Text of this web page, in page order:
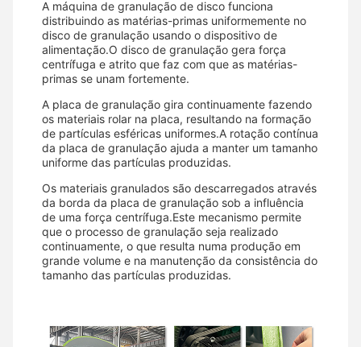
A máquina de granulação de disco funciona
distribuindo as matérias-primas uniformemente no
disco de granulação usando o dispositivo de
alimentação.O disco de granulação gera força
centrífuga e atrito que faz com que as matérias-
primas se unam fortemente.
A placa de granulação gira continuamente fazendo
os materiais rolar na placa, resultando na formação
de partículas esféricas uniformes.A rotação contínua
da placa de granulação ajuda a manter um tamanho
uniforme das partículas produzidas.
Os materiais granulados são descarregados através
da borda da placa de granulação sob a influência
de uma força centrífuga.Este mecanismo permite
que o processo de granulação seja realizado
continuamente, o que resulta numa produção em
grande volume e na manutenção da consistência do
tamanho das partículas produzidas.